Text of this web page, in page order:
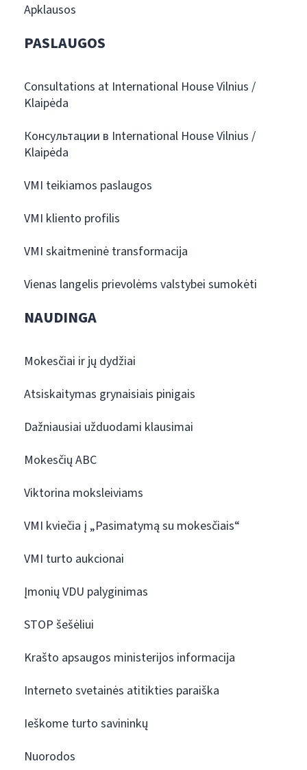
Apklausos
PASLAUGOS
Consultations at International House Vilnius /
Klaipėda
Консультации в International House Vilnius /
Klaipėda
VMI teikiamos paslaugos
VMI kliento profilis
VMI skaitmeninė transformacija
Vienas langelis prievolėms valstybei sumokėti
NAUDINGA
Mokesčiai ir jų dydžiai
Atsiskaitymas grynaisiais pinigais
Dažniausiai užduodami klausimai
Mokesčių ABC
Viktorina moksleiviams
VMI kviečia į „Pasimatymą su mokesčiais“
VMI turto aukcionai
Įmonių VDU palyginimas
STOP šešėliui
Krašto apsaugos ministerijos informacija
Interneto svetainės atitikties paraiška
Ieškome turto savininkų
Nuorodos